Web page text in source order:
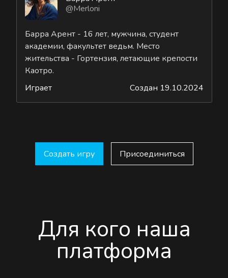
@Merloni
Барра Арент - 16 лет, мужчина, студент
академии, факультет ведьм. Место
жительства - Гортензия, летающие крепости
Каотро.
Играет
Создан 19.10.2024
Создать игру Присоединиться
Для кого наша
платформа